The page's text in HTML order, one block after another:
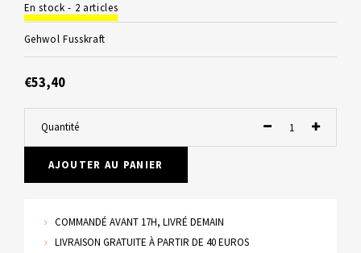
En stock - 2 articles
Gehwol Fusskraft
€53,40
Quantité
AJOUTER AU PANIER
COMMANDÉ AVANT 17H, LIVRÉ DEMAIN
LIVRAISON GRATUITE À PARTIR DE 40 EUROS